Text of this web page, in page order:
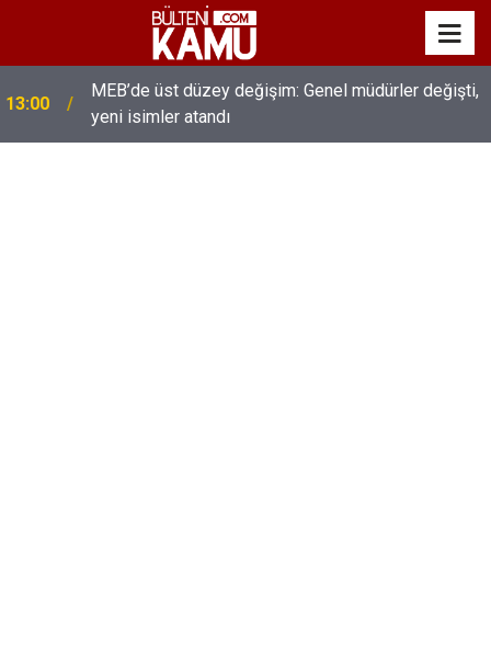
13:00
MEB’de üst düzey değişim: Genel müdürler değişti,
yeni isimler atandı